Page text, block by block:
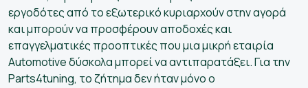
εργοδότες από το εξωτερικό κυριαρχούν στην αγορά
και μπορούν να προσφέρουν αποδοχές και
επαγγελματικές προοπτικές που μια μικρή εταιρία
Automotive δύσκολα μπορεί να αντιπαρατάξει. Για την
Parts4tuning, το ζήτημα δεν ήταν μόνο ο